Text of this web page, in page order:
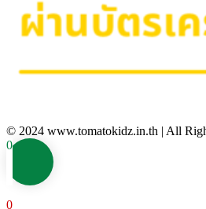
© 2024 www.tomatokidz.in.th | All
0
0